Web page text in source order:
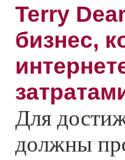
Terry
бизнес,
Для
должны